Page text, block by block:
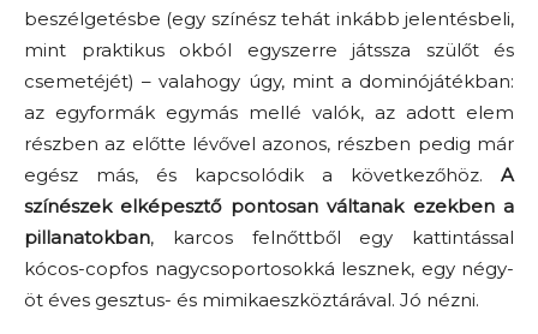
beszélgetésbe (egy színész tehát inkább jelentésbeli,
mint praktikus okból egyszerre játssza szülőt és
csemetéjét) – valahogy úgy, mint a dominójátékban:
az egyformák egymás mellé valók, az adott elem
részben az előtte lévővel azonos, részben pedig már
egész más, és kapcsolódik a következőhöz. A
színészek elképesztő pontosan váltanak ezekben a
pillanatokban, karcos felnőttből egy kattintással
kócos-copfos nagycsoportosokká lesznek, egy négy-
öt éves gesztus- és mimikaeszköztárával. Jó nézni.